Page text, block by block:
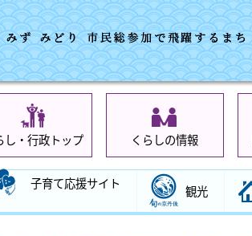
し・行政トップ くらしの情報
子育て応援サイト 観光